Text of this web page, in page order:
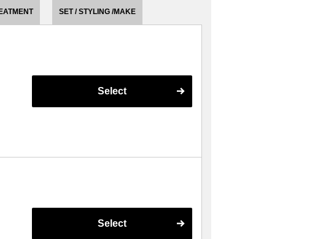
SET / STYLING /MAKE
Select
Select